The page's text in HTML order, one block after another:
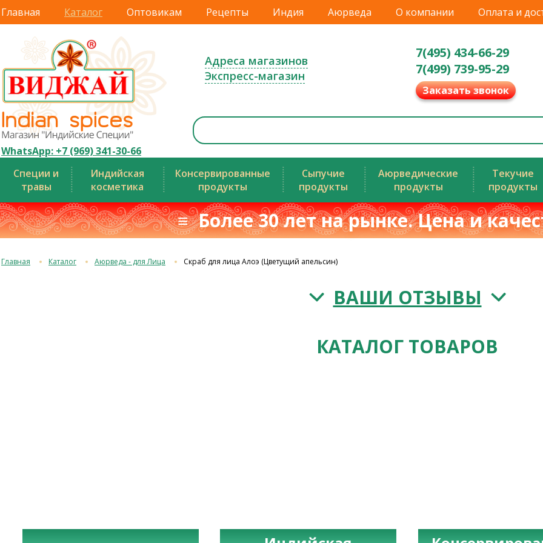
Главная Каталог Оптовикам Рецепты Индия Аюрведа О компании Оплата и
WhatsApp: +7 (969) 341-30-66
Адреса магазинов
Экспресс-магазин
7(495) 434-66-29
7(499) 739-95-29
Заказать звонок
Специи и
травы
Индийская
косметика
Консервированные
продукты
Сыпучие
продукты
Аюрведические
продукты
Текучие
продукты
≡ Более 30 лет на рынке. Цена и
Главная Каталог Аюрведа - для Лица Скраб для лица Алоэ (Цветущий апельсин)
ВАШИ ОТЗЫВЫ
КАТАЛОГ ТОВАРОВ